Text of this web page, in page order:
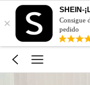
×
SHEIN-
Consigue
pedido